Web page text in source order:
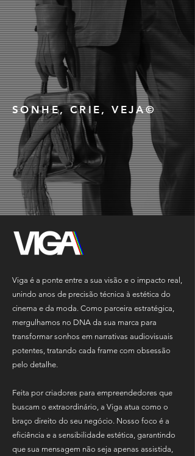
SONHE, CRIE, VEJA©
Viga é a ponte entre a sua visão e o impacto real,
unindo anos de precisão técnica à estética do
cinema e da moda. Como parceira estratégica,
mergulhamos no DNA da sua marca para
transformar sonhos em narrativas audiovisuais
potentes, tratando cada frame com obsessão
pelo detalhe.
Feita por criadores para empreendedores que
buscam o extraordinário, a Viga atua como o
braço direito do seu negócio. Nosso foco é a
eficiência e a sensibilidade estética, garantindo
que sua mensagem não seja apenas assistida,